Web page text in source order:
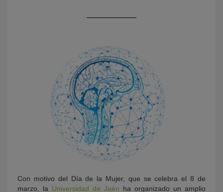
Con motivo del Día de la Mujer, que se celebra el 8 de
marzo, la Universidad de Jaén ha organizado un amplio